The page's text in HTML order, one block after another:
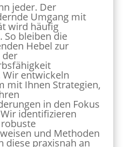
jeder. Der
Umgang mit
wird häufig
So bleiben die
Hebel zur
der
entwickeln
mit Ihnen Strategien,
in den Fokus
identifizieren
und Methoden
diese praxisnah an